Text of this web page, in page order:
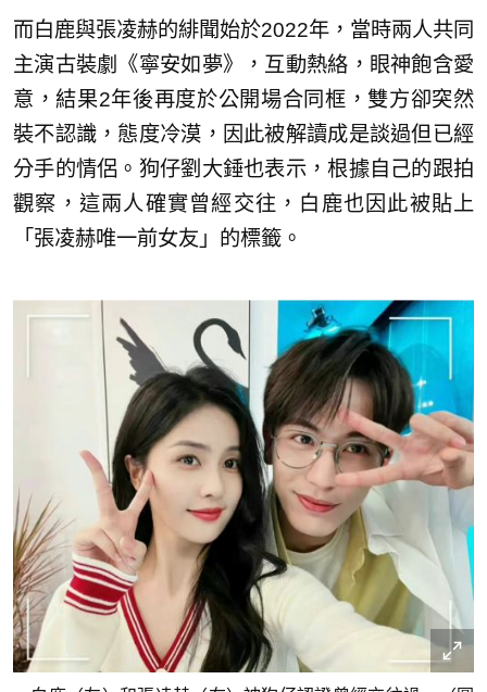
而白鹿與張凌赫的緋聞始於2022年，當時兩人共同
主演古裝劇《寧安如夢》，互動熱絡，眼神飽含愛
意，結果2年後再度於公開場合同框，雙方卻突然
裝不認識，態度冷漠，因此被解讀成是談過但已經
分手的情侶。狗仔劉大錘也表示，根據自己的跟拍
觀察，這兩人確實曾經交往，白鹿也因此被貼上
「張凌赫唯一前女友」的標籤。